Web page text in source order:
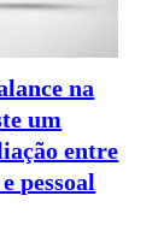
na
um
entre
pessoal